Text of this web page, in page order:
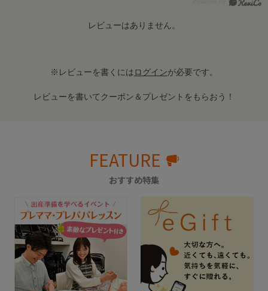
レビューはありません。
※レビューを書くにはログインが必要です。
レビューを書いてクーポン＆プレゼントをもらおう！
FEATURE
おすすめ特集